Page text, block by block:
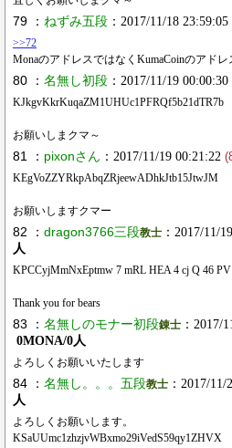
79 ： ねずみ五段 ：2017/11/18 23:59:05
>>72
MonaのアドレスではなくKumaCoinのアド
80 ： 名無し初段 ：2017/11/19 00:00:30
KJkgvKkrKuqaZM1UHUc1PFRQf5b21dTR7b
お願いしまクマ～
81 ： pixonさん ：2017/11/19 00:21:22
KEgVoZZYRkpAbqZRjeewADhkJtb15JtwJM
お願いしますクマー
82 ： dragon3766三段教士 ：2017/11/
人
KPCCyjMmNxEptmw 7 mRL HEA 4 cj Q 46
Thank you for bears
83 ： 名無しのモナー初段錬士 ：2017/
0MONA/0人
よろしくお願いいたします
84 ： 名無し。。。五段教士 ：2017/
人
よろしくお願いします。
KSaUUmc1zhzjvWBxmo29iVedS59qy1ZHVX